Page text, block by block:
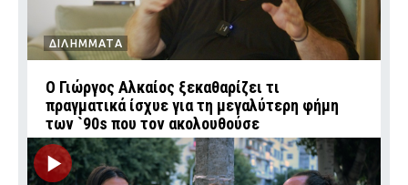
ΔΙΛΗΜΜΑΤΑ
Ο Γιώργος Αλκαίος ξεκαθαρίζει τι
πραγματικά ίσχυε για τη μεγαλύτερη φήμη
των `90s που τον ακολουθούσε